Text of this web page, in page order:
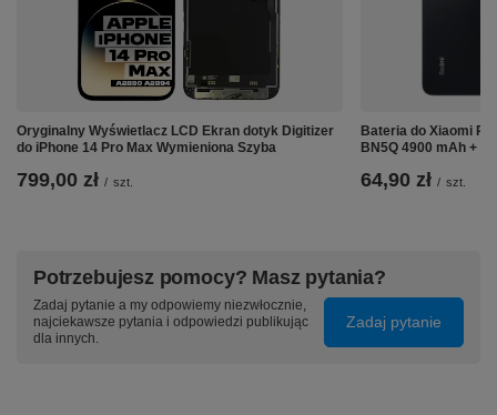
Oryginalny Wyświetlacz LCD Ekran dotyk Digitizer
do iPhone 14 Pro Max Wymieniona Szyba
799,00 zł / szt.
Bateria do Xiaomi
BN5Q 4900 mAh +
64,90 zł / szt.
Potrzebujesz pomocy? Masz pytania?
Zadaj pytanie a my odpowiemy niezwłocznie,
najciekawsze pytania i odpowiedzi publikując
dla innych.
Zadaj pytanie